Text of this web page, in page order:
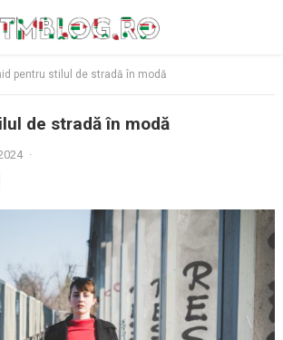
pentru stilul de stradă în modă
de stradă în modă
·